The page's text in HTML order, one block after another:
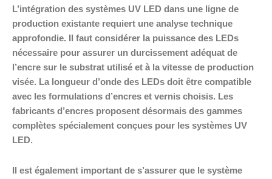
L’intégration des systèmes UV LED dans une ligne de
production existante requiert une analyse technique
approfondie. Il faut considérer la puissance des LEDs
nécessaire pour assurer un durcissement adéquat de
l’encre sur le substrat utilisé et à la vitesse de production
visée. La longueur d’onde des LEDs doit être compatible
avec les formulations d’encres et vernis choisis. Les
fabricants d’encres proposent désormais des gammes
complètes spécialement conçues pour les systèmes UV
LED.
Il est également important de s’assurer que le système